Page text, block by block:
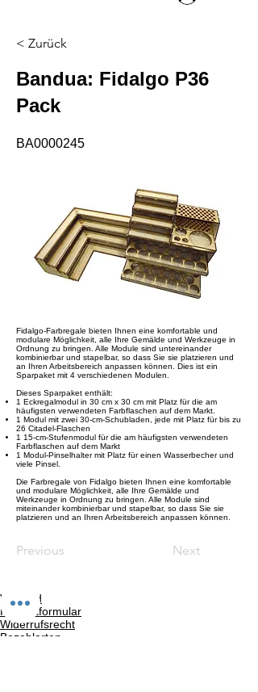
< Zurück
Bandua: Fidalgo P36
Pack
BA0000245
Fidalgo-Farbregale bieten Ihnen eine komfortable und
modulare Möglichkeit, alle Ihre Gemälde und Werkzeuge in
Ordnung zu bringen. Alle Module sind untereinander
kombinierbar und stapelbar, so dass Sie sie platzieren und
an Ihren Arbeitsbereich anpassen können. Dies ist ein
Sparpaket mit 4 verschiedenen Modulen.
Dieses Sparpaket enthält:
1 Eckregalmodul in 30 cm x 30 cm mit Platz für die am
häufigsten verwendeten Farbflaschen auf dem Markt.
1 Modul mit zwei 30-cm-Schubladen, jede mit Platz für bis zu
26 Citadel-Flaschen
1 15-cm-Stufenmodul für die am häufigsten verwendeten
Farbflaschen auf dem Markt
1 Modul-Pinselhalter mit Platz für einen Wasserbecher und
viele Pinsel.
Die Farbregale von Fidalgo bieten Ihnen eine komfortable
und modulare Möglichkeit, alle Ihre Gemälde und
Werkzeuge in Ordnung zu bringen. Alle Module sind
miteinander kombinierbar und stapelbar, so dass Sie sie
platzieren und an Ihren Arbeitsbereich anpassen können.
Previous Next
Versand
Kontaktformular
Widerrufsrecht
Bezahlarten